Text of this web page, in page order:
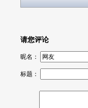
请您评论
昵名：
标题：